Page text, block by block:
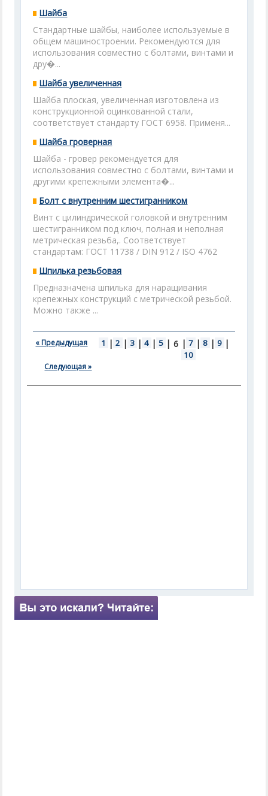
Шайба
Стандартные шайбы, наиболее используемые в
общем машиностроении. Рекомендуются для
использования совместно с болтами, винтами и
дру�...
Шайба увеличенная
Шайба плоская, увеличенная изготовлена из
конструкционной оцинкованной стали,
соответствует стандарту ГОСТ 6958. Применя...
Шайба гроверная
Шайба - гровер рекомендуется для
использования совместно с болтами, винтами и
другими крепежными элемента�...
Болт с внутренним шестигранником
Винт с цилиндрической головкой и внутренним
шестигранником под ключ, полная и неполная
метрическая резьба,. Соответствует
стандартам: ГОСТ 11738 / DIN 912 / ISO 4762
Шпилька резьбовая
Предназначена шпилька для наращивания
крепежных конструкций с метрической резьбой.
Можно также ...
« Предыдущая 1 | 2 | 3 | 4 | 5 | 6 | 7 | 8 | 9 |
10
Следующая »